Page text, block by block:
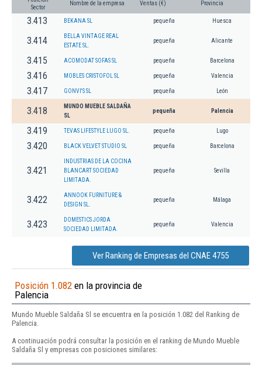
Sector
Nombre de la empresa Ventas (€) Provincia
3.413 BEKANA SL pequeña Huesca
3.414
BELLA VINTAGE REAL
ESTATE SL.
pequeña Alicante
3.415 ACOMODAT SOFAS SL pequeña Barcelona
3.416 MOBLES CRISTOFOL SL pequeña Valencia
3.417 GONVI'S SL pequeña León
3.418
MUNDO MUEBLE SALDAÑA
SL
pequeña Palencia
3.419 TEVAS LIFESTYLE LUGO SL. pequeña Lugo
3.420 BLACK VELVET STUDIO SL pequeña Barcelona
3.421
INDUSTRIAS DE LA COCINA
BLANCART SOCIEDAD
LIMITADA.
pequeña Sevilla
3.422
ANNOOK FURNITURE &
DESIGN SL.
pequeña Málaga
3.423
DOMESTICS JORDA
SOCIEDAD LIMITADA.
pequeña Valencia
Ver Ranking de Empresas del CNAE 4755
Posición 1.082 en la provincia de
Palencia
Mundo Mueble Saldaña Sl se encuentra en la posición 1.082 del Ranking de
Palencia.
A continuación podrá consultar la posición en el ranking de Mundo Mueble
Saldaña Sl y empresas con posiciones similares: